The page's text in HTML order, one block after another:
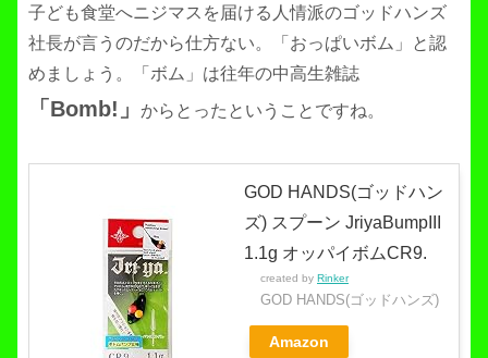
子ども食堂へニジマスを届ける人情派のゴッドハンズ
社長が言うのだから仕方ない。「おっぱいボム」と認
めましょう。「ボム」は往年の中高生雑誌
「Bomb!」 からとったということですね。
GOD HANDS(ゴッドハン
ズ) スプーン JriyaBumpIII
1.1g オッパイボムCR9.
created by Rinker
GOD HANDS(ゴッドハンズ)
Amazon